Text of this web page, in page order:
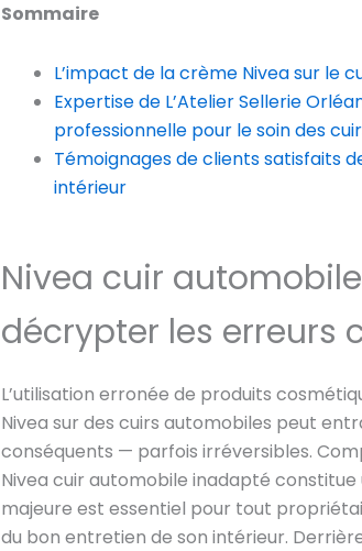
Sommaire
L’impact de la crème Nivea sur le
Expertise de L’Atelier Sellerie
professionnelle pour le soin des
Témoignages de clients satisfaits
intérieur
Nivea cuir
décrypter les erreurs
L’utilisation erronée de produits
Nivea sur des cuirs automobiles peut
conséquents — parfois irréversibles.
Nivea cuir automobile inadapté
majeure est essentiel pour tout
du bon entretien de son intérieur.